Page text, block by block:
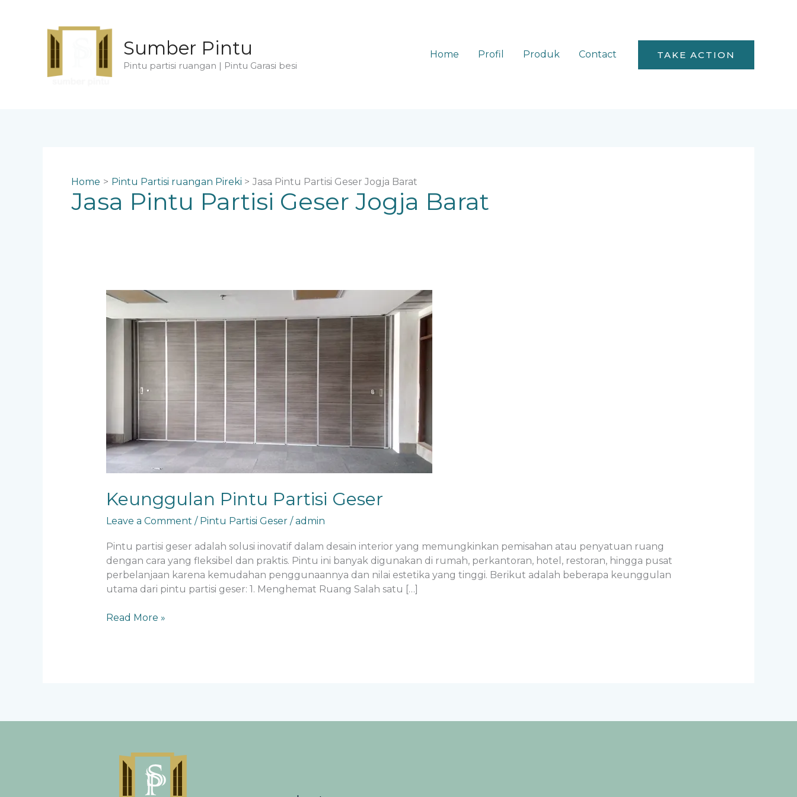
Sumber Pintu
Pintu partisi ruangan | Pintu Garasi besi
Home Profil Produk Contact TAKE ACTION
Home Pintu Partisi ruangan Pireki Jasa Pintu Partisi Geser Jogja Barat
Jasa Pintu Partisi Geser Jogja Barat
Keunggulan Pintu Partisi Geser
Leave a Comment / Pintu Partisi Geser/admin
Pintu partisi geser adalah solusi inovatif dalam desain interior yang memungkinkan pemisahan atau penyatuan ruang
dengan cara yang fleksibel dan praktis. Pintu ini banyak digunakan di rumah, perkantoran, hotel, restoran, hingga pusat
perbelanjaan karena kemudahan penggunaannya dan nilai estetika yang tinggi. Berikut adalah beberapa keunggulan
utama dari pintu partisi geser: 1. Menghemat Ruang Salah satu […]
Keunggulan
Read More »